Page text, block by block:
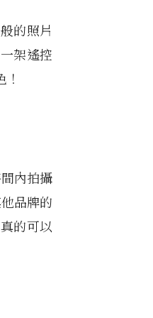
的照片
架遙控
內拍攝
品牌的
的可以